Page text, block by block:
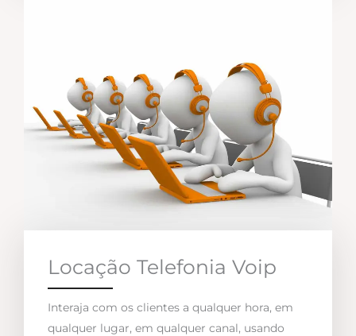
Locação Telefonia Voip
Interaja com os clientes a qualquer hora, em
qualquer lugar, em qualquer canal, usando